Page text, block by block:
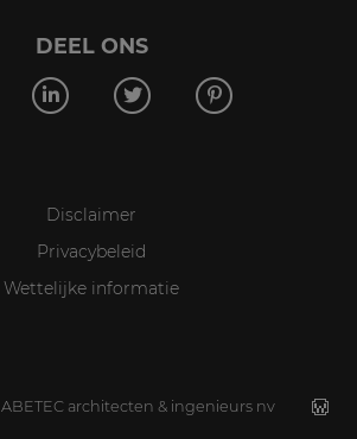
DEEL ONS
Disclaimer
Privacybeleid
Wettelijke informatie
ABETEC architecten & ingenieurs nv